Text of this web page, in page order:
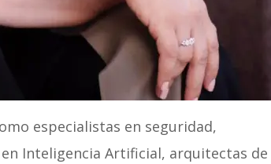
especialistas en seguridad,
Inteligencia Artificial, arquitectas de